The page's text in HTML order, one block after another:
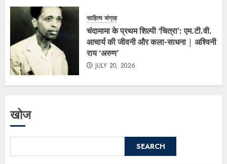
साहित्य संग्रह
चंदामामा के प्रथम शिल्पी ‘चित्रा’: एम.टी.वी.
आचार्य की जीवनी और कला-साधना | अश्विनी
राय ‘अरुण’
JULY 20, 2026
खोज
SEARCH